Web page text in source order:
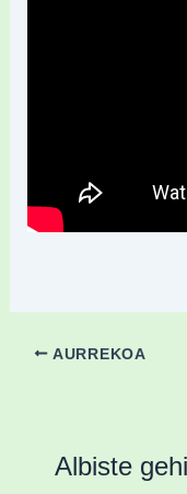
AURREKOA
Albiste